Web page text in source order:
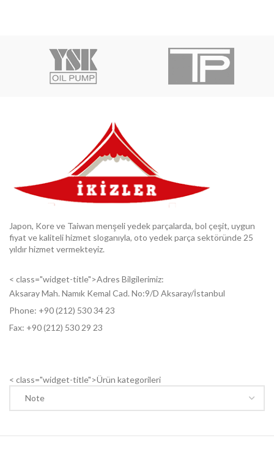
Japon, Kore ve Taiwan menşeli yedek parçalarda, bol çeşit, uygun
fiyat ve kaliteli hizmet sloganıyla, oto yedek parça sektöründe 25
yıldır hizmet vermekteyiz.
< class="widget-title">Adres Bilgilerimiz:
Aksaray Mah. Namık Kemal Cad. No:9/D Aksaray/İstanbul
Phone: +90 (212) 530 34 23
Fax: +90 (212) 530 29 23
< class="widget-title">Ürün kategorileri